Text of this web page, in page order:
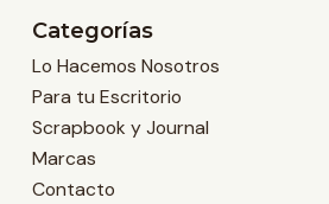
Categorías
Lo Hacemos Nosotros
Para tu Escritorio
Scrapbook y Journal
Marcas
Contacto